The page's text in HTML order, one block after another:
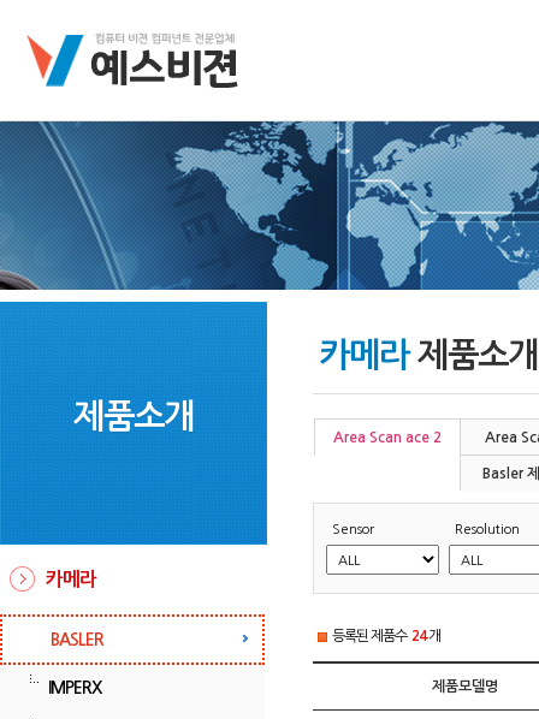
제품소개
카메라
BASLER
IMPERX
카메라제품소개
Area Scan ace 2 Area
Basler
Sensor Resolution
등록된 제품수 24개
제품모델명